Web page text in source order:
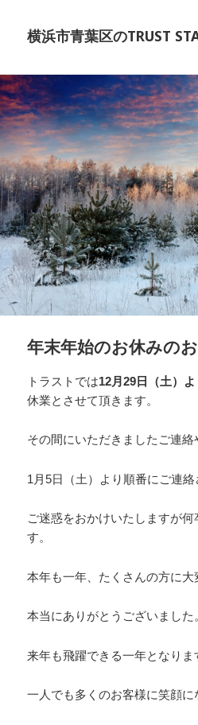
横浜市青葉区のTRUST
年末年始のお休みの
トラストでは12月29日（土）よ
休業とさせて頂きます。
その間にいただきましたご連
1月5日（土）より順番にご連
ご迷惑をおかけいたしますが
す。
本年も一年、たくさんの方に大
本当にありがとうございました
来年も飛躍できる一年となりま
一人でも多くのお客様に笑顔に